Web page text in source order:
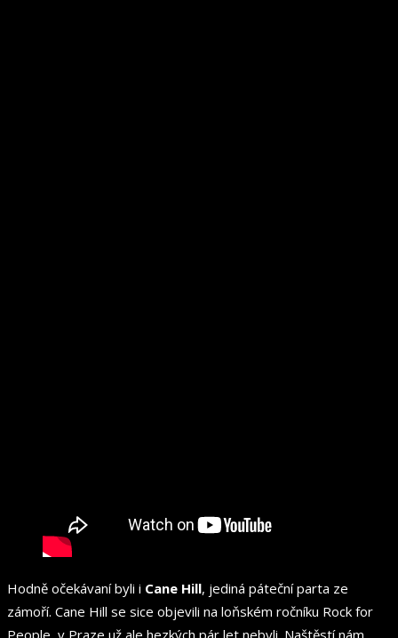
Hodně očekávaní byli i Cane Hill, jediná páteční parta ze
zámoří. Cane Hill se sice objevili na loňském ročníku Rock for
People, v Praze už ale hezkých pár let nebyli. Naštěstí nám